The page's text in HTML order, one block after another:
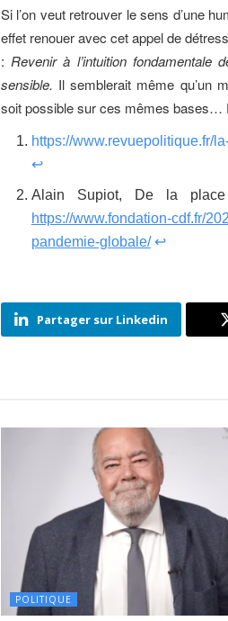
Si l’on veut retrouver le sens d’une
effet renouer avec cet appel de
: Revenir à l’intuition
sensible. Il semblerait même qu’un
soit possible sur ces mêmes bases…
https://www.revuepolitique.fr/
↩
Alain Supiot, De la
https://www.fondation-cdf.fr/
pandemie-globale/ ↩
Partager sur Linkedin
POLITIQUE